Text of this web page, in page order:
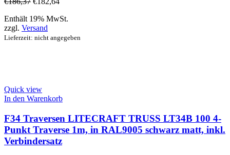
Enthält 19% MwSt.
zzgl. Versand
Lieferzeit: nicht angegeben
Quick view
In den Warenkorb
F34 Traversen LITECRAFT TRUSS LT34B 100 4-
Punkt Traverse 1m, in RAL9005 schwarz matt, inkl.
Verbindersatz